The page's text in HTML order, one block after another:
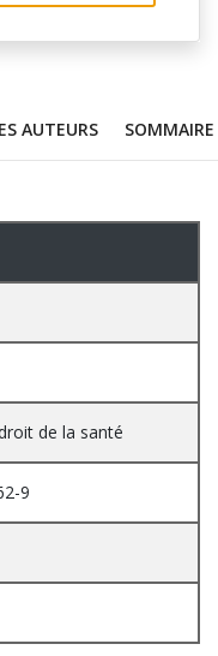
AUTEURS SOMMAIRE
de la santé
9